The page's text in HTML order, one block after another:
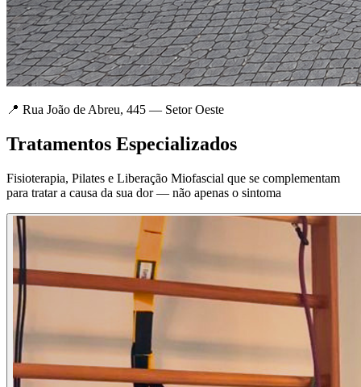
📍 Rua João de Abreu, 445 — Setor Oeste
Tratamentos Especializados
Fisioterapia, Pilates e Liberação Miofascial que se complementam
para tratar a causa da sua dor — não apenas o sintoma